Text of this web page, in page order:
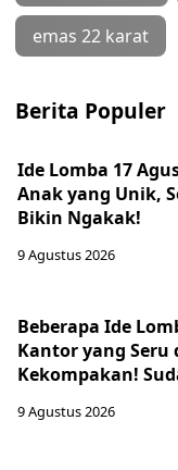
emas 22 karat
Berita Populer
Ide Lomba 17
Anak yang Unik,
Bikin Ngakak!
9 Agustus 2026
Beberapa Ide
Kantor yang Seru
Kekompakan!
9 Agustus 2026